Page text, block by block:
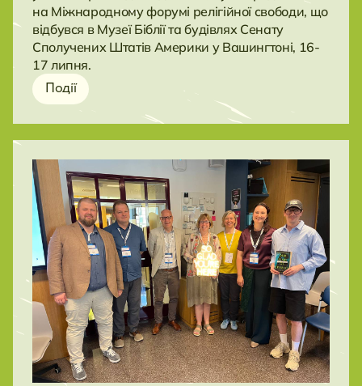
на Міжнародному форумі релігійної свободи, що
відбувся в Музеї Біблії та будівлях Сенату
Сполучених Штатів Америки у Вашингтоні, 16-
17 липня.
Події